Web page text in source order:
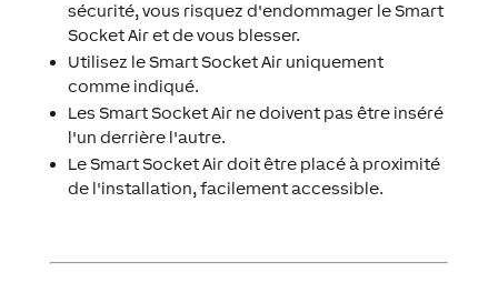
sécurité, vous risquez d'endommager le Smart
Socket Air et de vous blesser.
Utilisez le Smart Socket Air uniquement
comme indiqué.
Les Smart Socket Air ne doivent pas être inséré
l'un derrière l'autre.
Le Smart Socket Air doit être placé à proximité
de l'installation, facilement accessible.